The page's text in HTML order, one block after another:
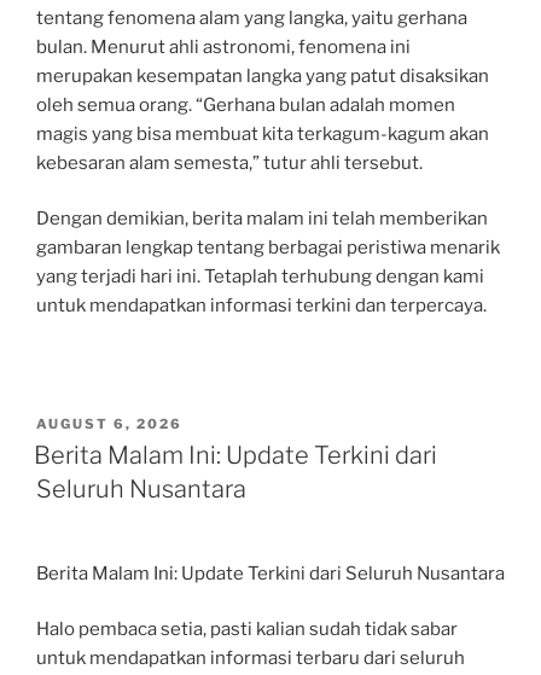
tentang fenomena alam yang langka, yaitu gerhana
bulan. Menurut ahli astronomi, fenomena ini
merupakan kesempatan langka yang patut disaksikan
oleh semua orang. “Gerhana bulan adalah momen
magis yang bisa membuat kita terkagum-kagum akan
kebesaran alam semesta,” tutur ahli tersebut.
Dengan demikian, berita malam ini telah memberikan
gambaran lengkap tentang berbagai peristiwa menarik
yang terjadi hari ini. Tetaplah terhubung dengan kami
untuk mendapatkan informasi terkini dan terpercaya.
POSTED
ON
AUGUST 6, 2026
Berita Malam Ini: Update Terkini dari
Seluruh Nusantara
Berita Malam Ini: Update Terkini dari Seluruh Nusantara
Halo pembaca setia, pasti kalian sudah tidak sabar
untuk mendapatkan informasi terbaru dari seluruh